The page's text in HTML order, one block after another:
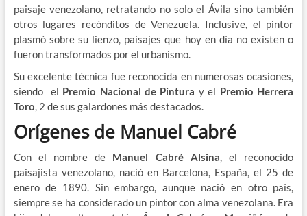
paisaje venezolano, retratando no solo el Ávila sino también
otros lugares recónditos de Venezuela. Inclusive, el pintor
plasmó sobre su lienzo, paisajes que hoy en día no existen o
fueron transformados por el urbanismo.
Su excelente técnica fue reconocida en numerosas ocasiones,
siendo el Premio Nacional de Pintura y el Premio Herrera
Toro, 2 de sus galardones más destacados.
Orígenes de Manuel Cabré
Con el nombre de Manuel Cabré Alsina, el reconocido
paisajista venezolano, nació en Barcelona, España, el 25 de
enero de 1890. Sin embargo, aunque nació en otro país,
siempre se ha considerado un pintor con alma venezolana. Era